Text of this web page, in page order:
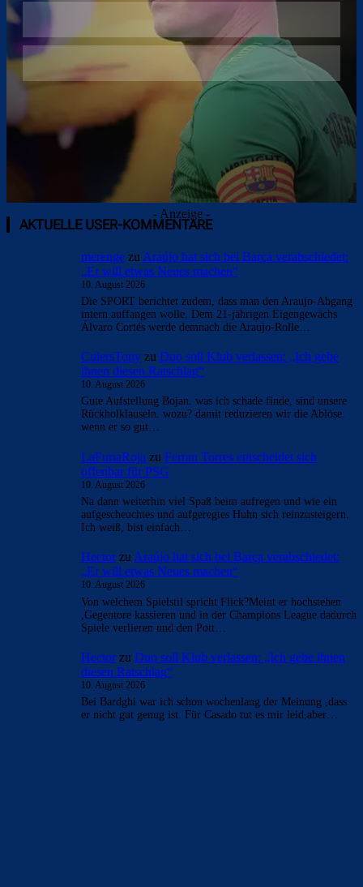
Überspringen
- Anzeige -
AKTUELLE USER-KOMMENTARE
merenge zu Araújo hat sich bei Barça verabschiedet:
„Er will etwas Neues machen“
10. August 2026
Die SPORT berichtet zudem, dass man den Araujo-Abgang
intern auffangen wolle. Dem 21-jährigen Eigengewächs
Álvaro Cortés werde demnach die Araujo-Rolle…
CulersTony zu Duo soll Klub verlassen: „Ich gebe
ihnen diesen Ratschlag“
10. August 2026
Gute Aufstellung Bojan. was ich schade finde, sind unsere
Rückholklauseln. wozu? damit reduzieren wir die Ablöse.
wenn er so gut…
LaFuriaRoja zu Ferran Torres entscheidet sich
offenbar für PSG
10. August 2026
Na dann weiterhin viel Spaß beim aufregen und wie ein
aufgescheuchtes und aufgeregtes Huhn sich reinzusteigern.
Ich weiß, bist einfach…
HectorzuAraújo hat sich bei Barça verabschiedet:
„Er will etwas Neues machen“
10. August 2026
Von welchem Spielstil spricht Flick?Meint er hochstehen
,Gegentore kassieren und in der Champions League dadurch
Spiele verlieren und den Pott…
Hectorzu Duo soll Klub verlassen: „Ich gebe ihnen
diesen Ratschlag“
10. August 2026
Bei Bardghi war ich schon wochenlang der Meinung ,dass
er nicht gut genug ist. Für Casado tut es mir leid,aber…